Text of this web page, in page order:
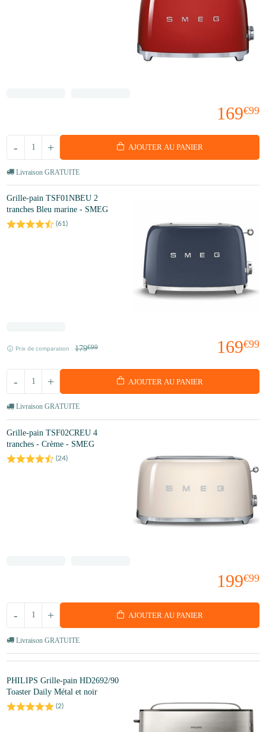
169€99
+
- AJOUTER AU PANIER
Livraison GRATUITE
Grille-pain TSF01NBEU 2
tranches Bleu marine - SMEG
(61 )
169€99
Prix de comparaison : 179€99
+
- AJOUTER AU PANIER
Livraison GRATUITE
Grille-pain TSF02CREU 4
tranches - Crème - SMEG
(24)
199€99
+
- AJOUTER AU PANIER
Livraison GRATUITE
PHILIPS Grille-pain HD2692/90
Toaster Daily Métal et noir
(2)